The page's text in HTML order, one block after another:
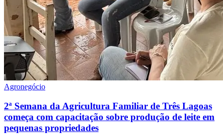
Agronegócio
2ª Semana da Agricultura Familiar de Três Lagoas
começa com capacitação sobre produção de leite em
pequenas propriedades